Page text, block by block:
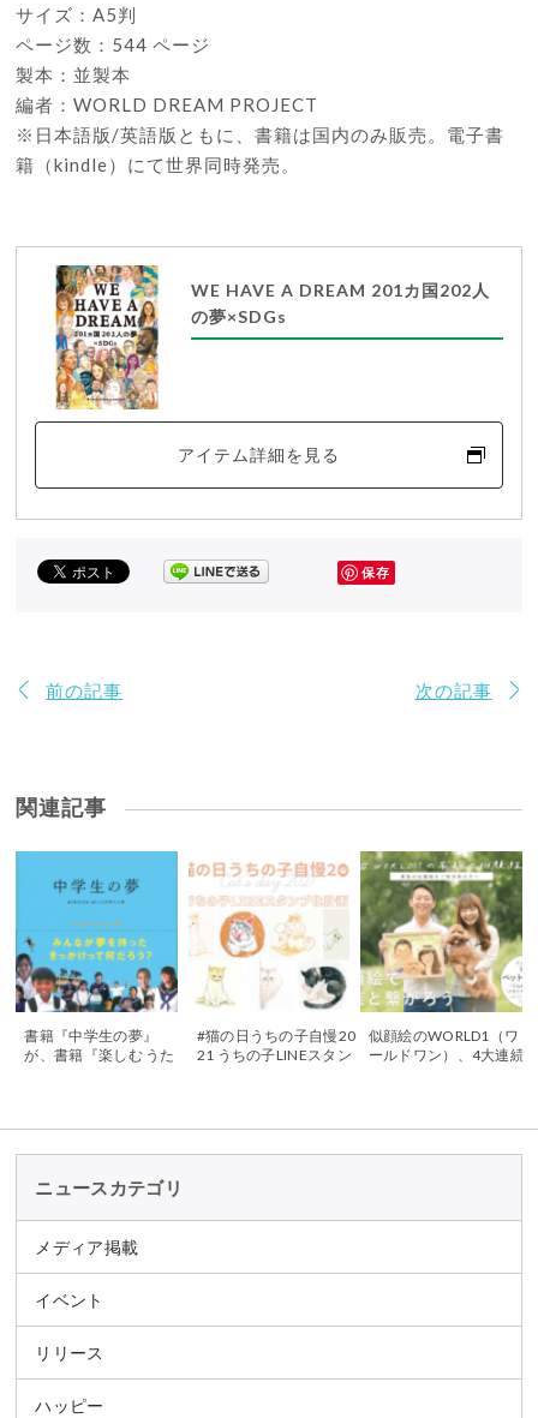
サイズ：A5判
ページ数：544 ページ
製本：並製本
編者：WORLD DREAM PROJECT
※⽇本語版/英語版ともに、書籍は国内のみ販売。電⼦書
籍（kindle）にて世界同時発売。
WE HAVE A DREAM 201カ国202人
の夢×SDGs
アイテム詳細を見る
保存
前の記事 次の記事
関連記事
書籍『中学生の夢』
が、書籍『楽しむ うた
#猫の日うちの子自慢20
21 うちの子LINEスタン
似顔絵のWORLD1（ワ
ールドワン）、4大連続
ニュースカテゴリ
メディア掲載
イベント
リリース
ハッピー